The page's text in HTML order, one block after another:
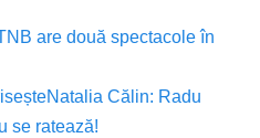
are două spectacole în
Natalia Călin: Radu
se ratează!